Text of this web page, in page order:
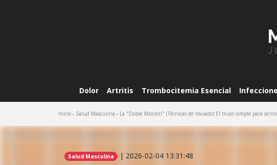
Dolor Artritis Trombocitemia Esencial
Inicio - Salud Masculina - La "Doble Micción" (Técnicas de Vaciado) El truco simple para
Salud Masculina | 2026-02-04 13:31:48